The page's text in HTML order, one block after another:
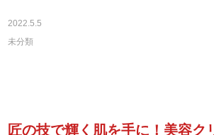
2022.5.5
未分類
匠の技で輝く肌を手に！美容ク